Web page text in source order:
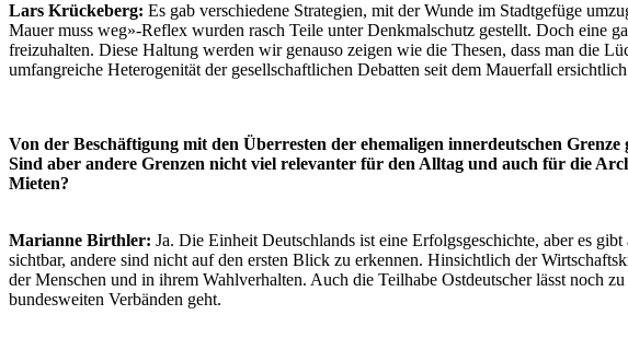
Lars Krückeberg: Es gab verschiedene Strategien, mit der Wunde im Stadtgefüge
Mauer muss weg»-Reflex wurden rasch Teile unter Denkmalschutz gestellt. Doch eine
freizuhalten. Diese Haltung werden wir genauso zeigen wie die Thesen, dass man die
umfangreiche Heterogenität der gesellschaftlichen Debatten seit dem Mauerfall
Von der Beschäftigung mit den Überresten der ehemaligen innerdeutschen
Sind aber andere Grenzen nicht viel relevanter für den Alltag und auch für die
Mieten?
Marianne Birthler: Ja. Die Einheit Deutschlands ist eine Erfolgsgeschichte, aber es
sichtbar, andere sind nicht auf den ersten Blick zu erkennen. Hinsichtlich der
der Menschen und in ihrem Wahlverhalten. Auch die Teilhabe Ostdeutscher lässt noch
bundesweiten Verbänden geht.